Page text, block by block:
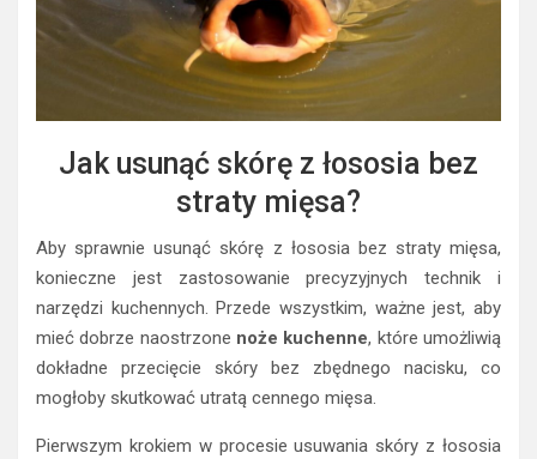
Jak usunąć skórę z łososia bez
straty mięsa?
Aby sprawnie usunąć skórę z łososia bez straty mięsa,
konieczne jest zastosowanie precyzyjnych technik i
narzędzi kuchennych. Przede wszystkim, ważne jest, aby
mieć dobrze naostrzone noże kuchenne, które umożliwią
dokładne przecięcie skóry bez zbędnego nacisku, co
mogłoby skutkować utratą cennego mięsa.
Pierwszym krokiem w procesie usuwania skóry z łososia